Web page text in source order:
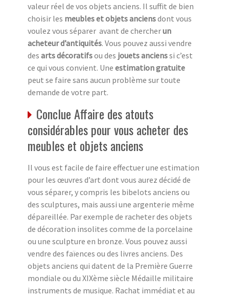
valeur réel de vos objets anciens. Il suffit de bien
choisir les meubles et objets anciensdont vous
voulez vous séparer avant de chercherun
acheteur d’antiquités. Vous pouvez aussi vendre
des arts décoratifsou des jouets ancienssi c’est
ce qui vous convient. Une estimation gratuite
peut se faire sans aucun problème sur toute
demande de votre part.
Conclue Affaire des atouts
considérables pour vous acheter des
meubles et objets anciens
Il vous est facile de faire effectuer une estimation
pour les œuvres d’art dont vous aurez décidé de
vous séparer, y compris les bibelots anciens ou
des sculptures, mais aussi une argenterie même
dépareillée. Par exemple de racheter des objets
de décoration insolites comme de la porcelaine
ou une sculpture en bronze. Vous pouvez aussi
vendre des faïences ou des livres anciens. Des
objets anciens qui datent de la Première Guerre
mondiale ou du XIXème siècle Médaille militaire
instruments de musique. Rachat immédiat et au